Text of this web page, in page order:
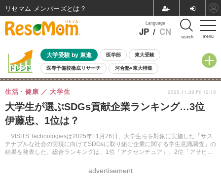
menu
Language
JP / CN search
大学受験 by 東進 医学部 東大受験
医専予備校徹底リサーチ 河合塾×東大特集
親子で考える大学選び 高校受験 中学受験 小学校受験
共通テスト 夏休み
8月開催イベント・WS 全国公立高校 過去問 人気記事
自由研究教材（小学生向け）
大学生が選ぶSDGs貢献企業ランキング…3位
伊藤忠、1位は？
VISITS Technologiesは2025年11月26日、大学生らを対象に実施した「サス
テナブルな社会の実現に向けてSDGsに取り組む企業に関する学生意識調査」の
結果を発表した。総合ランキングは、1位「アクセンチュア」、2位「アサヒビ
生活・健康 大学生
advertisement
2025.11.28 Fri 12:15
リセマム メンバーズ